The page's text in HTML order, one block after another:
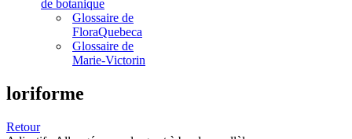
de botanique
Glossaire de
FloraQuebeca
Glossaire de
Marie-Victorin
loriforme
Retour